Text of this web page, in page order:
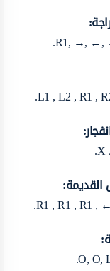
R1, →, ←,
O, O,